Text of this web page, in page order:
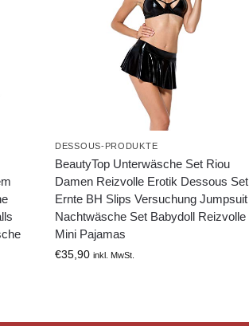
DESSOUS-PRODUKTE
BeautyTop Unterwäsche Set Riou
Damen Reizvolle Erotik Dessous Set
Ernte BH Slips Versuchung Jumpsuit
Nachtwäsche Set Babydoll Reizvolle
Mini Pajamas
€35,90 inkl. MwSt.